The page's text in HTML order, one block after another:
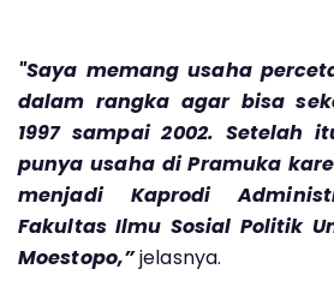
"Saya memang usaha
dalam rangka agar bisa
1997 sampai 2002. Setelah
punya usaha di Pramuka
menjadi Kaprodi
Fakultas Ilmu Sosial Politik
Moestopo,”jelasnya.